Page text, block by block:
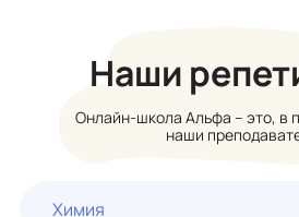
Наши
Онлайн-школа Альфа – это, в
наши
Химия